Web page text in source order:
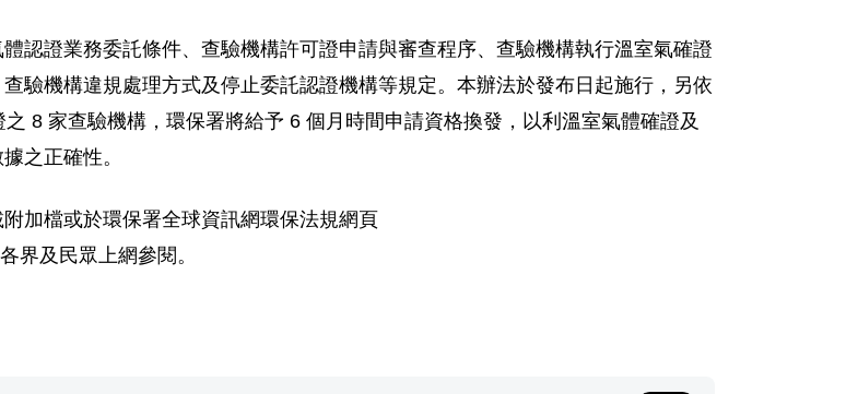
認證業務委託條件、查驗機構許可證申請與審查程序、查驗機構執行溫室氣確證
驗機構違規處理方式及停止委託認證機構等規定。本辦法於發布日起施行，另依
8 家查驗機構，環保署將給予 6 個月時間申請資格換發，以利溫室氣體確證及
之正確性。
加檔或於環保署全球資訊網環保法規網頁
界及民眾上網參閱。